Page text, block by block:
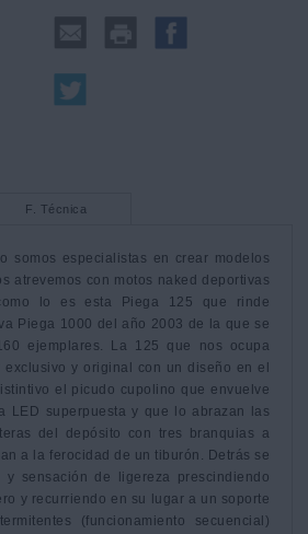
F. Técnica
somos especialistas en crear modelos
atrevemos con motos naked deportivas
lo es esta Piega 125 que rinde
Piega 1000 del año 2003 de la que se
ejemplares. La 125 que nos ocupa
exclusivo y original con un diseño en el
el picudo cupolino que envuelve
LED superpuesta y que lo abrazan las
del depósito con tres branquias a
a la ferocidad de un tiburón. Detrás se
y sensación de ligereza prescindiendo
y recurriendo en su lugar a un soporte
(funcionamiento secuencial)